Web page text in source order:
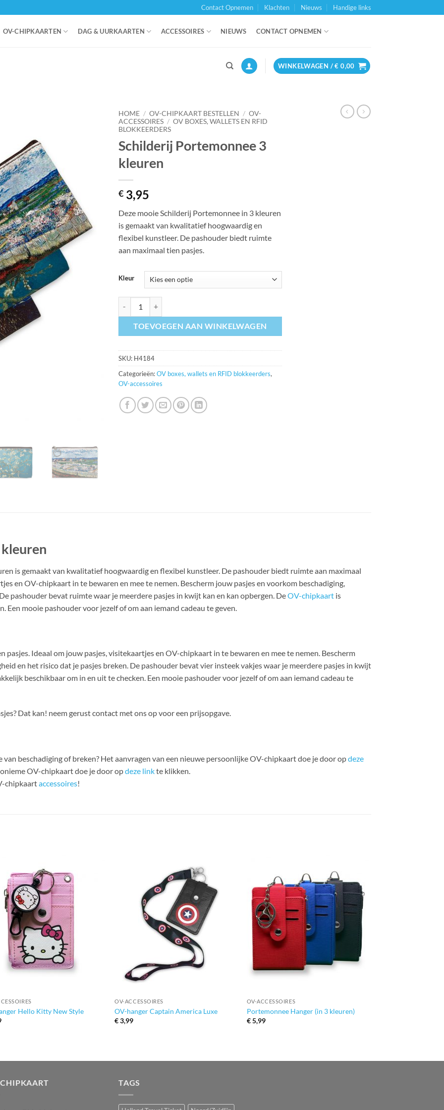
Contact Opnemen Klachten Nieuws Handige links
OV-CHIPKAARTEN DAG & UURKAARTEN ACCESSOIRES NIEUWS CONTACT OPNEMEN
WINKELWAGEN /€ 0,00
HOME / OV-CHIPKAART BESTELLEN / OV-
ACCESSOIRES / OV BOXES, WALLETS EN RFID
BLOKKEERDERS
Schilderij Portemonnee 3
kleuren
€ 3,95
Deze mooie Schilderij Portemonnee in 3 kleuren
is gemaakt van kwalitatief hoogwaardig en
flexibel kunstleer. De pashouder biedt ruimte
aan maximaal tien pasjes.
Kleur
TOEVOEGEN AAN WINKELWAGEN
SKU: H4184
Categorieën:OV boxes, wallets en RFID blokkeerders,
OV-accessoires
is gemaakt van kwalitatief hoogwaardig en flexibel kunstleer. De pashouder biedt ruimte aan maximaal
en OV-chipkaart in te bewaren en mee te nemen. Bescherm jouw pasjes en voorkom beschadiging,
pashouder bevat ruimte waar je meerdere pasjes in kwijt kan en kan opbergen. DeOV-chipkaart is
Een mooie pashouder voor jezelf of om aan iemand cadeau te geven.
Ideaal om jouw pasjes, visitekaartjes en OV-chipkaart in te bewaren en mee te nemen. Bescherm
en het risico dat je pasjes breken. De pashouder bevat vier insteek vakjes waar je meerdere pasjes in kwijt
beschikbaar om in en uit te checken. Een mooie pashouder voor jezelf of om aan iemand cadeau te
Dat kan! neem gerust contact met ons op voor een prijsopgave.
van beschadiging of breken? Het aanvragen van een nieuwe persoonlijke OV-chipkaart doe je door opdeze
OV-chipkaart doe je door opdeze linkte klikken.
chipkaartaccessoires!
Hello Kitty New Style
OV-ACCESSOIRES
OV-hanger Captain America Luxe
€3,99
OV-ACCESSOIRES
Portemonnee Hanger (in 3 kleuren)
€5,99
TAGS